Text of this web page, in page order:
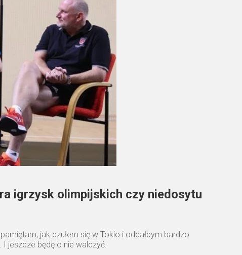
igrzysk olimpijskich czy niedosytu
jak czułem się w Tokio i oddałbym bardzo
jeszcze będę o nie walczyć.